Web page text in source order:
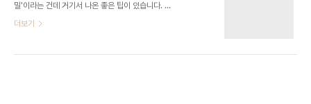
밀'이라는 건데 거기서 나온 좋은 팁이 있습니다. 첫
째, 설득은 논쟁이 아니다. 설득을 하면서 말싸움을
더보기